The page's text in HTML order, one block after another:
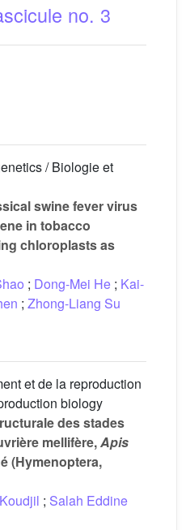
no. 3
/ Biologie et
swine fever virus
in tobacco
chloroplasts as
; Dong-Mei He ; Kai-
; Zhong-Liang Su
et de la reproduction
biology
des stades
mellifère,Apis
(Hymenoptera,
; Salah Eddine